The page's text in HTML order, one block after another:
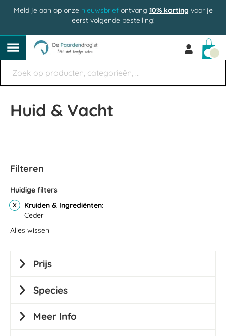
Meld je aan op onze nieuwsbriefontvang 10% korting voor je
eerst volgende bestelling!
Huid & Vacht
Filteren
Huidige filters
Kruiden & Ingrediënten
Ceder
Alles wissen
Prijs
Species
Meer Info